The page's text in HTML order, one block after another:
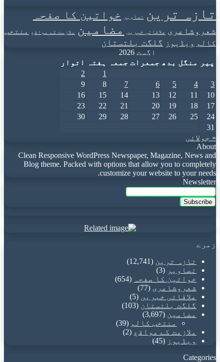
تازہ ترین تصاویر خواتین کا صفحہ
شعروشاعری علاقائی خبریں مضامین ملازمت کے مواقع
منتخب
کالم ویڈیوز گلگت بلتستان
اگست 2026
پیر
منگل بدھ جمعرات جمعہ ہفتہ
اتوار
1
2
3
4
5
6
7
8
9
10
11
12
13
14
15
16
17
18
19
20
21
22
23
24
25
26
27
28
29
30
31
« جولائی
About
Clean Responsive WordPress Newspaper, Magazine, News and
Blog theme. Packed with options that allow you to completely
customize your website to your needs.
Newsletter
Enter
your
Email
زمرے
تازہ ترین (12,741)
تصاویر (3)
خواتین کا صفحہ
(654)
شعروشاعری (77)
علاقائی خبریں (5)
گلگت بلتستان (103)
مضامین (3,697)
منتخب کالم (39)
ملازمت کے مواقع (2)
ویڈیوز (45)
Categories